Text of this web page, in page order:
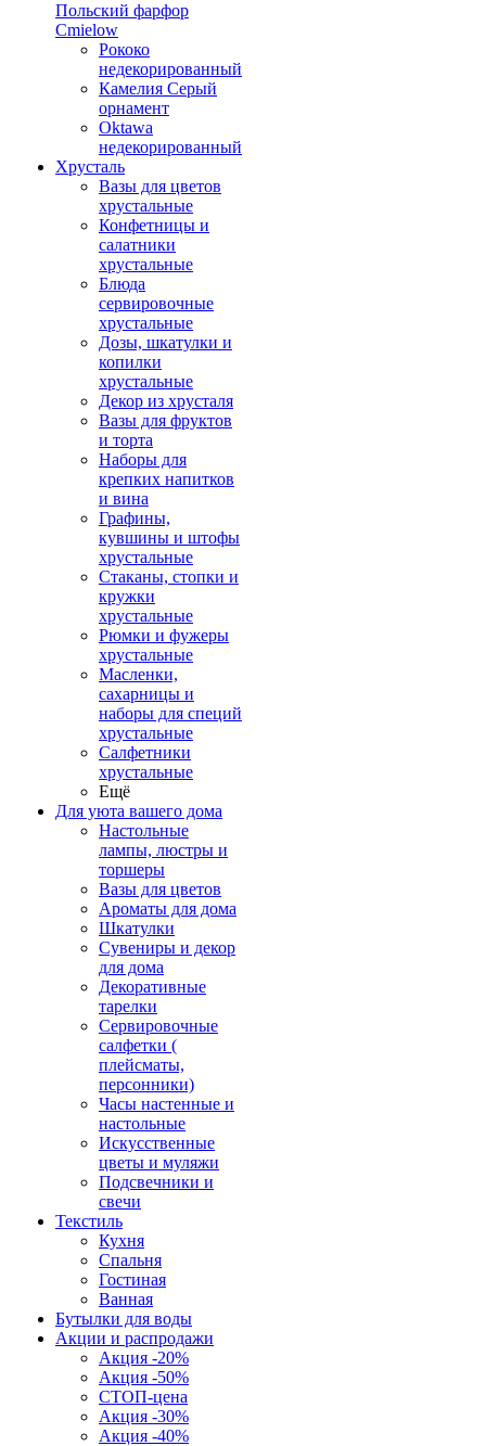
Польский фарфор
Сmielow
Рококо
недекорированный
Камелия Серый
орнамент
Oktawa
недекорированный
Хрусталь
Вазы для цветов
хрустальные
Конфетницы и
салатники
хрустальные
Блюда
сервировочные
хрустальные
Дозы, шкатулки и
копилки
хрустальные
Декор из хрусталя
Вазы для фруктов
и торта
Наборы для
крепких напитков
и вина
Графины,
кувшины и штофы
хрустальные
Стаканы, стопки и
кружки
хрустальные
Рюмки и фужеры
хрустальные
Масленки,
сахарницы и
наборы для специй
хрустальные
Салфетники
хрустальные
Ещё
Для уюта вашего дома
Настольные
лампы, люстры и
торшеры
Вазы для цветов
Ароматы для дома
Шкатулки
Сувениры и декор
для дома
Декоративные
тарелки
Сервировочные
салфетки (
плейсматы,
персонники)
Часы настенные и
настольные
Искусственные
цветы и муляжи
Подсвечники и
свечи
Текстиль
Кухня
Спальня
Гостиная
Ванная
Бутылки для воды
Акции и распродажи
Акция -20%
Акция -50%
СТОП-цена
Акция -30%
Акция -40%